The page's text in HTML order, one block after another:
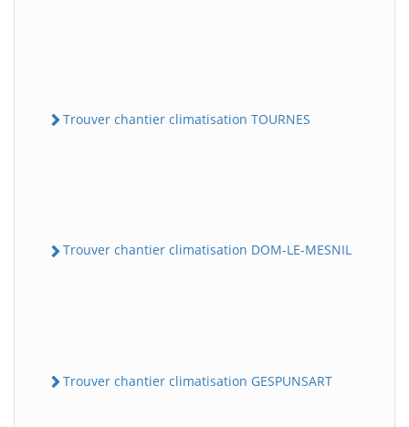
Trouver chantier climatisation TOURNES
Trouver chantier climatisation DOM-LE-MESNIL
Trouver chantier climatisation GESPUNSART